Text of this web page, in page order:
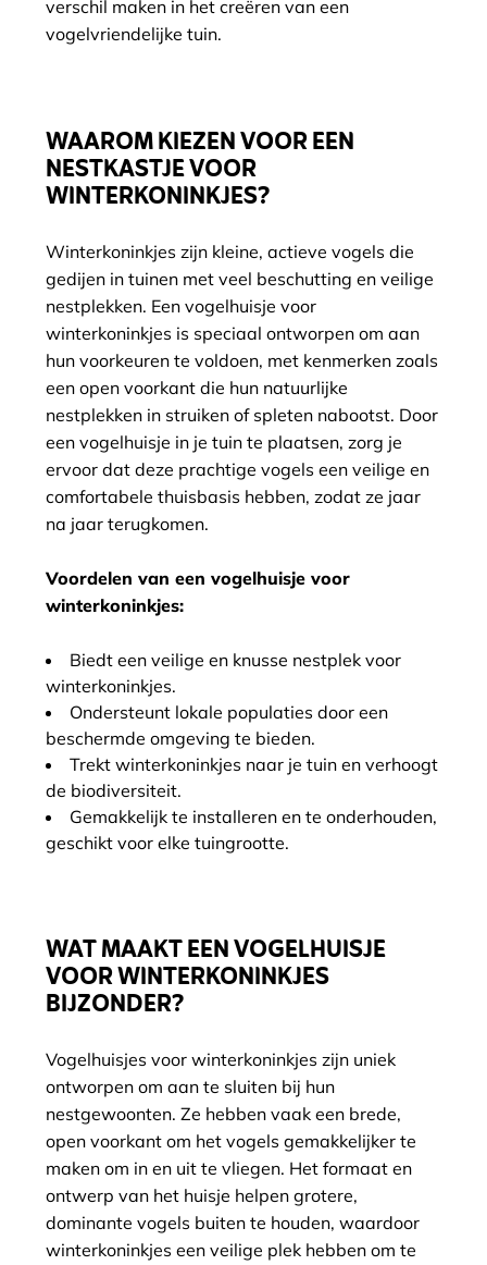
verschil maken in het creëren van een
vogelvriendelijke tuin.
WAAROM KIEZEN VOOR EEN
NESTKASTJE VOOR
WINTERKONINKJES?
Winterkoninkjes zijn kleine, actieve vogels die
gedijen in tuinen met veel beschutting en veilige
nestplekken. Een vogelhuisje voor
winterkoninkjes is speciaal ontworpen om aan
hun voorkeuren te voldoen, met kenmerken zoals
een open voorkant die hun natuurlijke
nestplekken in struiken of spleten nabootst. Door
een vogelhuisje in je tuin te plaatsen, zorg je
ervoor dat deze prachtige vogels een veilige en
comfortabele thuisbasis hebben, zodat ze jaar
na jaar terugkomen.
Voordelen van een vogelhuisje voor
winterkoninkjes:
Biedt een veilige en knusse nestplek voor
winterkoninkjes.
Ondersteunt lokale populaties door een
beschermde omgeving te bieden.
Trekt winterkoninkjes naar je tuin en verhoogt
de biodiversiteit.
Gemakkelijk te installeren en te onderhouden,
geschikt voor elke tuingrootte.
WAT MAAKT EEN VOGELHUISJE
VOOR WINTERKONINKJES
BIJZONDER?
Vogelhuisjes voor winterkoninkjes zijn uniek
ontworpen om aan te sluiten bij hun
nestgewoonten. Ze hebben vaak een brede,
open voorkant om het vogels gemakkelijker te
maken om in en uit te vliegen. Het formaat en
ontwerp van het huisje helpen grotere,
dominante vogels buiten te houden, waardoor
winterkoninkjes een veilige plek hebben om te